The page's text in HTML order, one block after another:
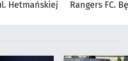
Hetmańskiej
Rangers FC.